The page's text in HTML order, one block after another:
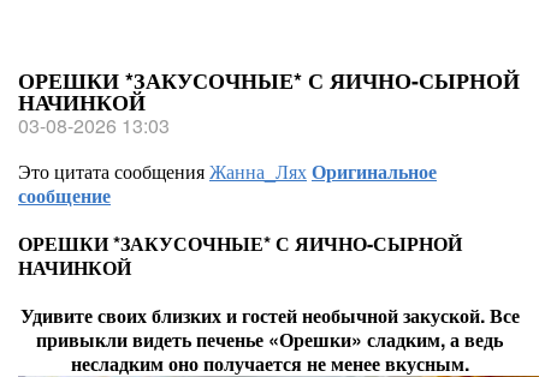
ОРЕШКИ *ЗАКУСОЧНЫЕ* С ЯИЧНО-СЫРНОЙ
НАЧИНКОЙ
03-08-2026 13:03
Это цитата сообщенияЖанна_ЛяхОригинальное
сообщение
ОРЕШКИ *ЗАКУСОЧНЫЕ* С ЯИЧНО-СЫРНОЙ
НАЧИНКОЙ
Удивите своих близких и гостей необычной закуской. Все
привыкли видеть печенье «Орешки» сладким, а ведь
несладким оно получается не менее вкусным.